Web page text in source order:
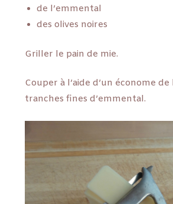
de l’emmental
des olives noires
Griller le pain de mie.
Couper à l’aide d’un économe
tranches fines d’emmental.